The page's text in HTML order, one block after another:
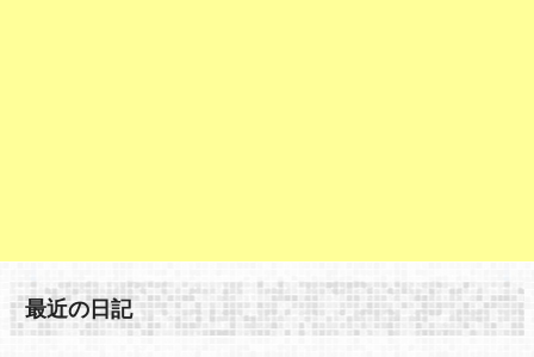
最近の日記